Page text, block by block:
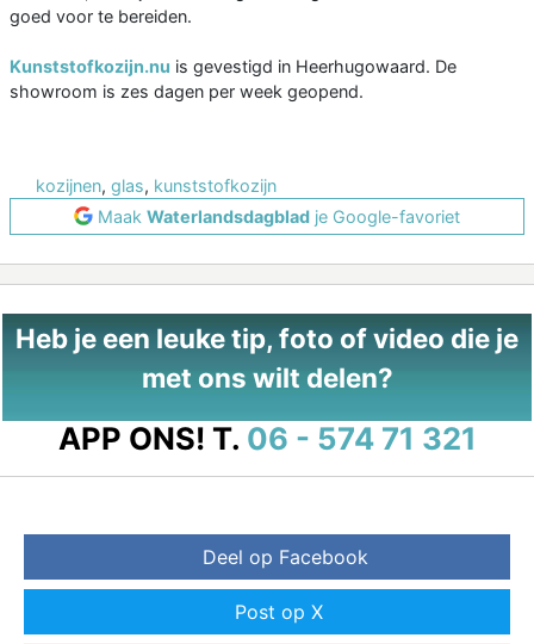
goed voor te bereiden.
Kunststofkozijn.nu is gevestigd in Heerhugowaard. De
showroom is zes dagen per week geopend.
kozijnen, glas, kunststofkozijn
Maak Waterlandsdagblad je Google-favoriet
Heb je een leuke tip, foto of video die je
met ons wilt delen?
APP ONS! T. 06 - 574 71 321
Deel op Facebook
Post op X